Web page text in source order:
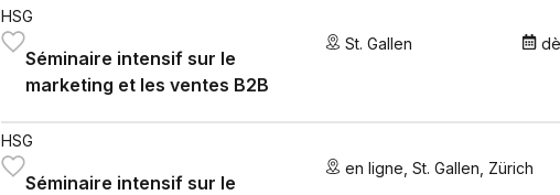
HSG
Séminaire intensif sur le
marketing et les ventes B2B
St. Gallen
HSG
Séminaire intensif sur le
en ligne ,St. Gallen Zürich